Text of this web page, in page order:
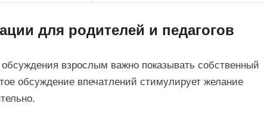
для родителей и педагогов
взрослым важно показывать собственный
обсуждение впечатлений стимулирует желание